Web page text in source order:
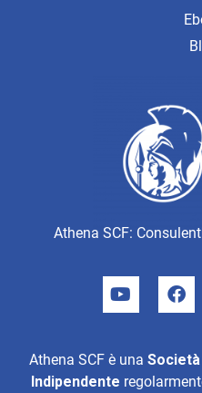
Athena SCF:
Athena SCF è una
Indipendente